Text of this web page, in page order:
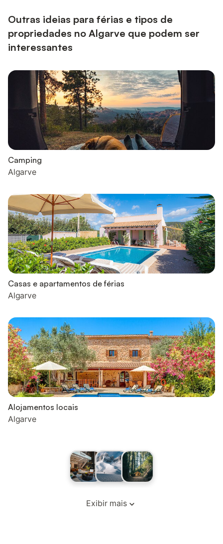
aquecida, um ja...
Outras ideias para férias e tipos de
propriedades no Algarve que podem ser
interessantes
Camping
Algarve
Casas e apartamentos de férias
Algarve
Alojamentos locais
Algarve
Exibir mais